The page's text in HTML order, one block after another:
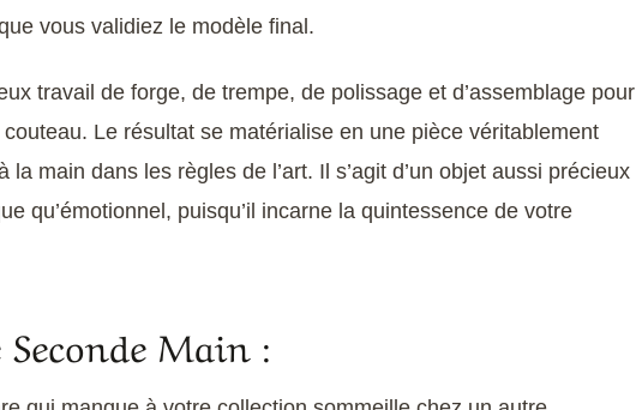
vous validiez le modèle final.
travail de forge, de trempe, de polissage et d’assemblage pour
Le résultat se matérialise en une pièce véritablement
la main dans les règles de l’art. Il s’agit d’un objet aussi précieux
qu’émotionnel, puisqu’il incarne la quintessence de votre
Seconde Main :